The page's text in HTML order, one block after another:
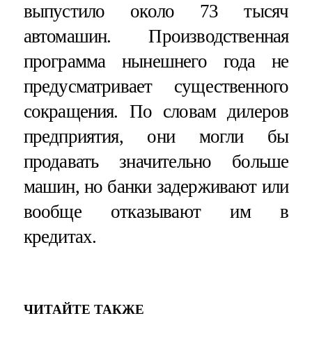
выпустило около 73 тысяч
автомашин. Производственная
программа нынешнего года не
предусматривает существенного
сокращения. По словам дилеров
предприятия, они могли бы
продавать значительно больше
машин, но банки задерживают или
вообще отказывают им в
кредитах.
ЧИТАЙТЕ ТАКЖЕ